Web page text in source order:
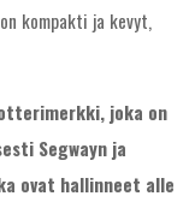
kompakti ja kevyt,
joka on
Segwayn ja
ovat hallinneet alle